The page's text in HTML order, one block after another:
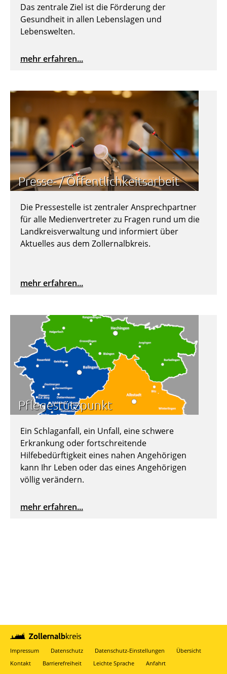
Das zentrale Ziel ist die Förderung der
Gesundheit in allen Lebenslagen und
Lebenswelten.
mehr erfahren...
Presse- / Öffentlichkeitsarbeit
Die Pressestelle ist zentraler Ansprechpartner
für alle Medienvertreter zu Fragen rund um die
Landkreisverwaltung und informiert über
Aktuelles aus dem Zollernalbkreis.
mehr erfahren...
Pflegestützpunkt
Ein Schlaganfall, ein Unfall, eine schwere
Erkrankung oder fortschreitende
Hilfebedürftigkeit eines nahen Angehörigen
kann Ihr Leben oder das eines Angehörigen
völlig verändern.
mehr erfahren...
Impressum Datenschutz Datenschutz-Einstellungen
Übersicht
Kontakt
Barrierefreiheit Leichte Sprache Anfahrt